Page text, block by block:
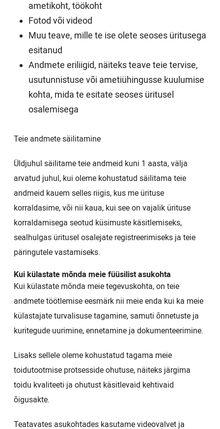
ametikoht, töökoht
Fotod või videod
Muu teave, mille te ise olete seoses üritusega
esitanud
Andmete eriliigid, näiteks teave teie tervise,
usutunnistuse või ametiühingusse kuulumise
kohta, mida te esitate seoses üritusel
osalemisega
Teie andmete säilitamine
Üldjuhul säilitame teie andmeid kuni 1 aasta, välja
arvatud juhul, kui oleme kohustatud säilitama teie
andmeid kauem selles riigis, kus me ürituse
korraldasime, või nii kaua, kui see on vajalik ürituse
korraldamisega seotud küsimuste käsitlemiseks,
sealhulgas üritusel osalejate registreerimiseks ja teie
päringutele vastamiseks.
Kui külastate mõnda meie füüsilist asukohta
Kui külastate mõnda meie tegevuskohta, on teie
andmete töötlemise eesmärk nii meie enda kui ka meie
külastajate turvalisuse tagamine, samuti õnnetuste ja
kuritegude uurimine, ennetamine ja dokumenteerimine.
Lisaks sellele oleme kohustatud tagama meie
toidutootmise protsesside ohutuse, näiteks järgima
toidu kvaliteeti ja ohutust käsitlevaid kehtivaid
õigusakte.
Teatavates asukohtades kasutame videovalvet ja